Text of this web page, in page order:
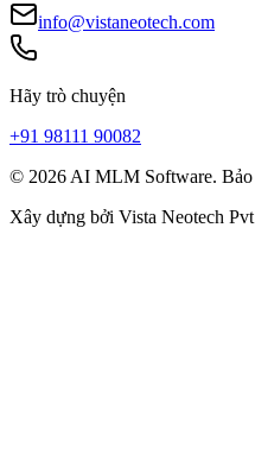
info@vistaneotech.com
Hãy trò chuyện
+91 98111 90082
© 2026 AI MLM Software. Bảo
Xây dựng bởi Vista Neotech